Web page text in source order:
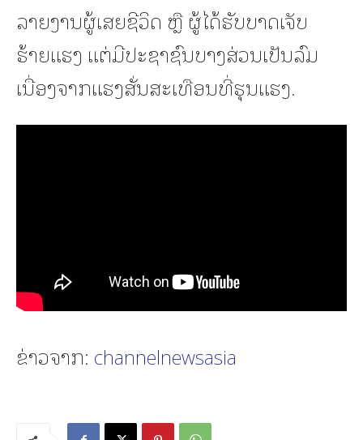
ລາຍງານຜູ້ເສຍຊີວິດ ຫຼື ຜູ້ໄດ້ຮັບບາດເຈັບ
ຮ້າຍແຮງ ແຕ່ມີປະຊາຊົນບາງສ່ວນເປັນລົມ
ເນື່ອງຈາກແຮງສັ່ນສະເທືອນທີ່ຮຸນແຮງ.
ຂ່າວຈາກ: channelnewsasia